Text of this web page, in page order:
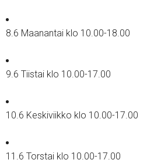
8.6 Maanantai klo 10.00-18.00
9.6 Tiistai klo 10.00-17.00
10.6 Keskiviikko klo 10.00-17.00
11.6 Torstai klo 10.00-17.00